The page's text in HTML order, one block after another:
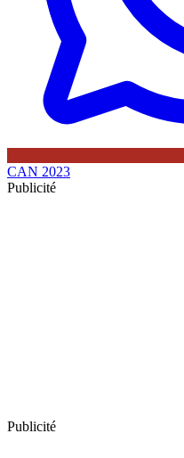
CAN 2023
Publicité
Publicité